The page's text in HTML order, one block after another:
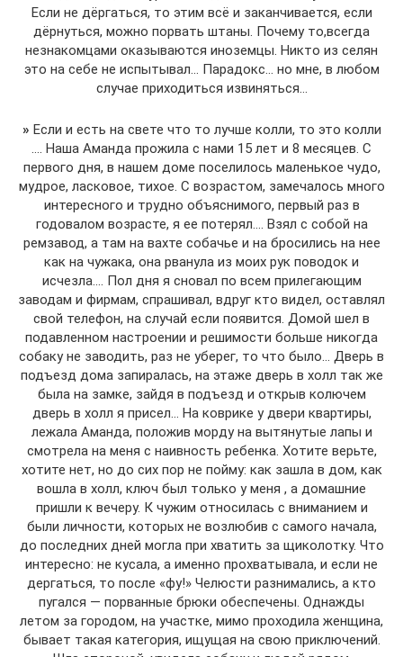
Если не дёргаться, то этим всё и заканчивается, если
дёрнуться, можно порвать штаны. Почему то,всегда
незнакомцами оказываются иноземцы. Никто из селян
это на себе не испытывал… Парадокс… но мне, в любом
случае приходиться извиняться…
» Если и есть на свете что то лучше колли, то это колли
…. Наша Аманда прожила с нами 15 лет и 8 месяцев. С
первого дня, в нашем доме поселилось маленькое чудо,
мудрое, ласковое, тихое. С возрастом, замечалось много
интересного и трудно объяснимого, первый раз в
годовалом возрасте, я ее потерял…. Взял с собой на
ремзавод, а там на вахте собачье и на бросились на нее
как на чужака, она рванула из моих рук поводок и
исчезла…. Пол дня я сновал по всем прилегающим
заводам и фирмам, спрашивал, вдруг кто видел, оставлял
свой телефон, на случай если появится. Домой шел в
подавленном настроении и решимости больше никогда
собаку не заводить, раз не уберег, то что было… Дверь в
подъезд дома запиралась, на этаже дверь в холл так же
была на замке, зайдя в подъезд и открыв колючем
дверь в холл я присел… На коврике у двери квартиры,
лежала Аманда, положив морду на вытянутые лапы и
смотрела на меня с наивность ребенка. Хотите верьте,
хотите нет, но до сих пор не пойму: как зашла в дом, как
вошла в холл, ключ был только у меня , а домашние
пришли к вечеру. К чужим относилась с вниманием и
были личности, которых не возлюбив с самого начала,
до последних дней могла при хватить за щиколотку. Что
интересно: не кусала, а именно прохватывала, и если не
дергаться, то после «фу!» Челюсти разнимались, а кто
пугался — порванные брюки обеспечены. Однажды
летом за городом, на участке, мимо проходила женщина,
бывает такая категория, ищущая на свою приключений.